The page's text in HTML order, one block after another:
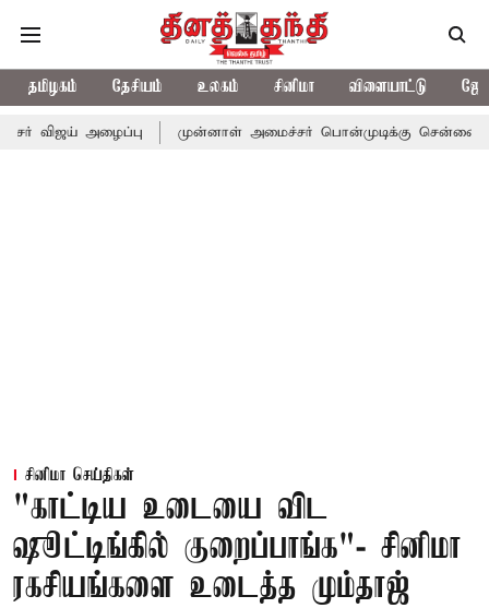
தமிழகம் தேசியம் உலகம் சினிமா விளையாட்டு
முன்னாள் அமைச்சர் பொன்முடிக்கு சென்னை நீதிமன்றம்
சினிமா செய்திகள்
"காட்டிய உடையை விட
ஷூட்டிங்கில் குறைப்பாங்க"- சினிமா
ரகசியங்களை உடைத்த மும்தாஜ்